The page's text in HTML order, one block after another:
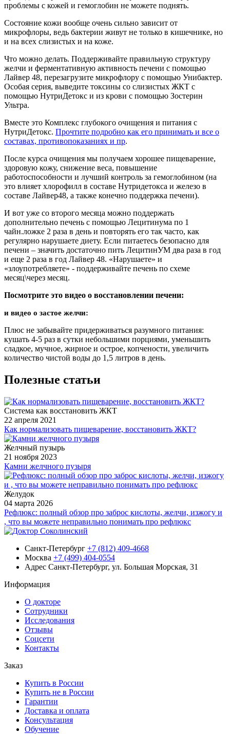
проблемы с кожей и гемоглобин не можете поднять.
Состояние кожи вообще очень сильно зависит от
микрофлоры, ведь бактерии живут не только в кишечнике, но
и на всех слизистых и на коже.
Что можно делать. Поддерживайте правильную структуру
желчи и ферментативную активность печени с помощью
Лайвер 48, перезагрузите микрофлору с помощью Унибактер.
Особая серия, выведите токсины со слизистых ЖКТ с
помощью НутриДетокс и из крови с помощью Зостерин
Ультра.
Вместе это Комплекс глубокого очищения и питания с
НутриДетокс. Прочтите подробно как его принимать и все о
составах, противопоказаниях и пр.
После курса очищения мы получаем хорошее пищеварение,
здоровую кожу, снижение веса, повышение
работоспособности и лучший контроль за гемоглобином (на
это влияет хлорофилл в составе Нутридетокса и железо в
составе Лайвер48, а также конечно поддержка печени).
И вот уже со второго месяца можно поддержать
дополнительно печень с помощью Лецитинума по 1
чайн.ложке 2 раза в день и повторять его так часто, как
регулярно нарушаете диету. Если питаетесь безопасно для
печени – значить достаточно пить ЛецитинУМ два раза в год
и еще 2 раза в год Лайвер 48. «Нарушаете» и
«злоупотребляете» - поддерживайте печень по схеме
месяц\через месяц.
Посмотрите это видео о восстановлении печени:
и видео о застое желчи:
Плюс не забывайте придерживаться разумного питания:
кушать 4-5 раз в сутки небольшими порциями, уменьшить
сладкое, мучное, жирное и острое, копчености, увеличить
количество чистой воды до 1,5 литров в день.
Полезные статьи
Система как восстановить ЖКТ
22 апреля 2021
Как нормализовать пищеварение, восстановить ЖКТ?
Желчный пузырь
21 ноября 2023
Камни желчного пузыря
Желудок
04 марта 2026
Рефлюкс: полный обзор про заброс кислоты, желчи, изжогу и
, что вы можете неправильно понимать про рефлюкс
Санкт-Петербург +7 (812) 409-4668
Москва +7 (499) 404-0554
Адрес Санкт-Петербург, ул. Большая Морская, 31
Информация
О докторе
Сотрудники
Исследования
Отзывы
Соцсети
Контакты
Заказ
Купить в России
Купить не в России
Гарантии
Доставка и оплата
Консультация
Обучение